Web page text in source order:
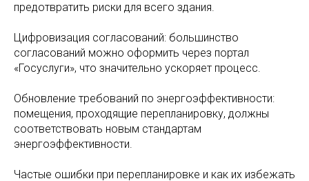
предотвратить риски для всего здания.
Цифровизация согласований: большинство
согласований можно оформить через портал
«Госуслуги», что значительно ускоряет процесс.
Обновление требований по энергоэффективности:
помещения, проходящие перепланировку, должны
соответствовать новым стандартам
энергоэффективности.
Частые ошибки при перепланировке и как их избежать